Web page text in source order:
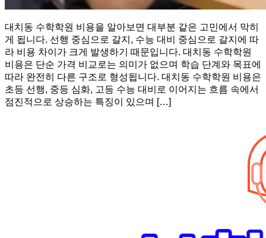
대치동 수학학원 비용을 알아보면 대부분 같은 고민에서 막히
게 됩니다. 선행 중심으로 갈지, 수능 대비 중심으로 갈지에 따
라 비용 차이가 크게 발생하기 때문입니다. 대치동 수학학원
비용은 단순 가격 비교로는 의미가 없으며 학습 단계와 목표에
따라 완전히 다른 구조로 형성됩니다. 대치동 수학학원 비용은
초등 선행, 중등 심화, 고등 수능 대비로 이어지는 흐름 속에서
점진적으로 상승하는 특징이 있으며 […]